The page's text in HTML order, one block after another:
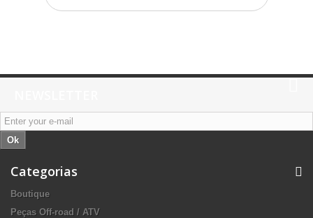
Ok
Categorias
Boutique
Peças Off-road / ATV